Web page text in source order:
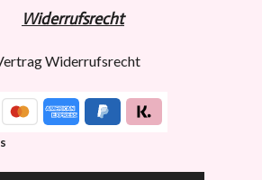
Widerrufsrecht
Widerrufsrecht